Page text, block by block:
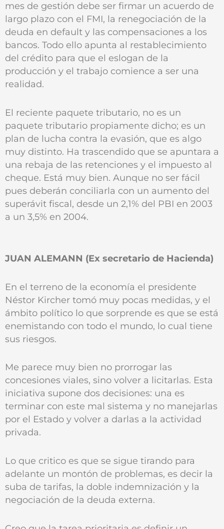
mes de gestión debe ser firmar un acuerdo de
largo plazo con el FMI, la renegociación de la
deuda en default y las compensaciones a los
bancos. Todo ello apunta al restablecimiento
del crédito para que el eslogan de la
producción y el trabajo comience a ser una
realidad.
El reciente paquete tributario, no es un
paquete tributario propiamente dicho; es un
plan de lucha contra la evasión, que es algo
muy distinto. Ha trascendido que se apuntara a
una rebaja de las retenciones y el impuesto al
cheque. Está muy bien. Aunque no ser fácil
pues deberán conciliarla con un aumento del
superávit fiscal, desde un 2,1% del PBI en 2003
a un 3,5% en 2004.
JUAN ALEMANN (Ex secretario de Hacienda)
En el terreno de la economía el presidente
Néstor Kircher tomó muy pocas medidas, y el
ámbito político lo que sorprende es que se está
enemistando con todo el mundo, lo cual tiene
sus riesgos.
Me parece muy bien no prorrogar las
concesiones viales, sino volver a licitarlas. Esta
iniciativa supone dos decisiones: una es
terminar con este mal sistema y no manejarlas
por el Estado y volver a darlas a la actividad
privada.
Lo que critico es que se sigue tirando para
adelante un montón de problemas, es decir la
suba de tarifas, la doble indemnización y la
negociación de la deuda externa.